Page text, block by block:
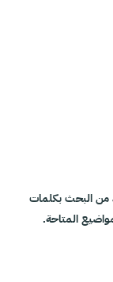
من البحث بكلمات
المتاحة.